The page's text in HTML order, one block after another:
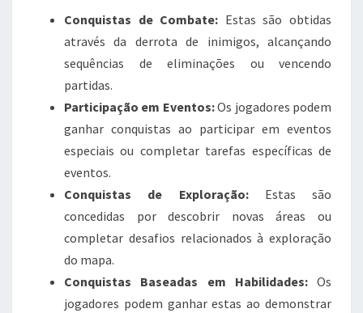
Conquistas de Combate: Estas são obtidas
através da derrota de inimigos, alcançando
sequências de eliminações ou vencendo
partidas.
Participação em Eventos:Os jogadores podem
ganhar conquistas ao participar em eventos
especiais ou completar tarefas específicas de
eventos.
Conquistas de Exploração:Estas são
concedidas por descobrir novas áreas ou
completar desafios relacionados à exploração
do mapa.
Conquistas Baseadas em Habilidades:Os
jogadores podem ganhar estas ao demonstrar